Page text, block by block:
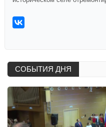
СОБЫТИЯ ДНЯ